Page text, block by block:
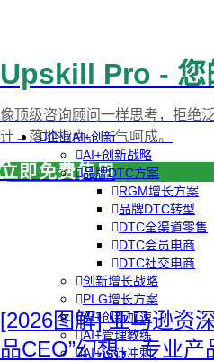
企业AI+创新
AI+创新战略
品牌DTC方案
RGM增长方案
品牌DTC转型
DTC全渠道零售
DTC会员电商
DTC社交电商
创新增长战略
PLG增长方案
AI+创新加速
AI+管理教练
AI+设计冲刺
Upskill Pro - 您
像顶级咨询顾问一样思考，拒
计→落地指南，一气呵成。
立即免费使用
[2026图解] 亚马逊资
品CEO”幻想，专业